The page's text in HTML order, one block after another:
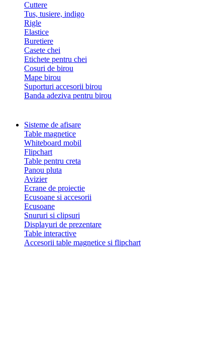
Cuttere
Tus, tusiere, indigo
Rigle
Elastice
Buretiere
Casete chei
Etichete pentru chei
Cosuri de birou
Mape birou
Suporturi accesorii birou
Banda adeziva pentru birou
Sisteme de afisare
Table magnetice
Whiteboard mobil
Flipchart
Table pentru creta
Panou pluta
Avizier
Ecrane de proiectie
Ecusoane si accesorii
Ecusoane
Snururi si clipsuri
Displayuri de prezentare
Table interactive
Accesorii table magnetice si flipchart